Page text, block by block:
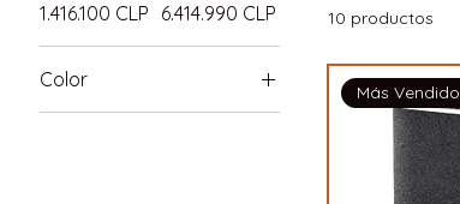
1.416.100 CLP 6.414.990 CLP
Color
10 productos
Más Vendido